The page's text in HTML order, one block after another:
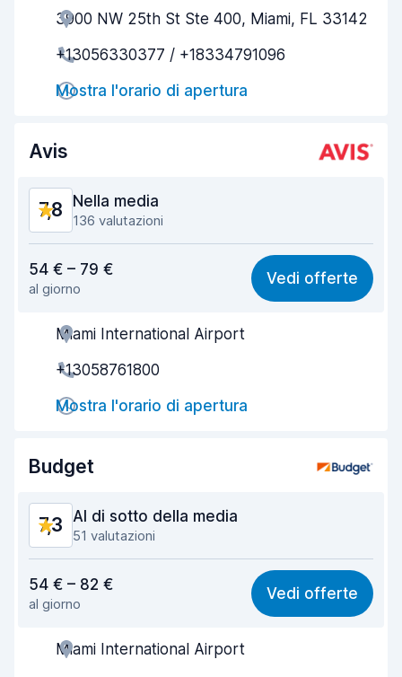
Gentilezza degli agenti 8,9
Rapidità del ritiro
Rapidità della riconsegna
3900 NW 25th St Ste 400, Miami, FL 33142
+13056330377 / +18334791096
Mostra l'orario di apertura
Avis
7,8 Nella media
136 valutazioni
7,4
Facile da trovare 8,6
Gentilezza degli agenti
Rapidità del ritiro
Rapidità della riconsegna
54 € – 79 €
al giorno
Vedi offerte
Miami International Airport
+13058761800
Mostra l'orario di apertura
Budget
7,3 Al di sotto della media
51 valutazioni
7,0
Facile da trovare 8,0
Gentilezza degli agenti
54 € – 82 €
al giorno
Vedi offerte
Miami International Airport